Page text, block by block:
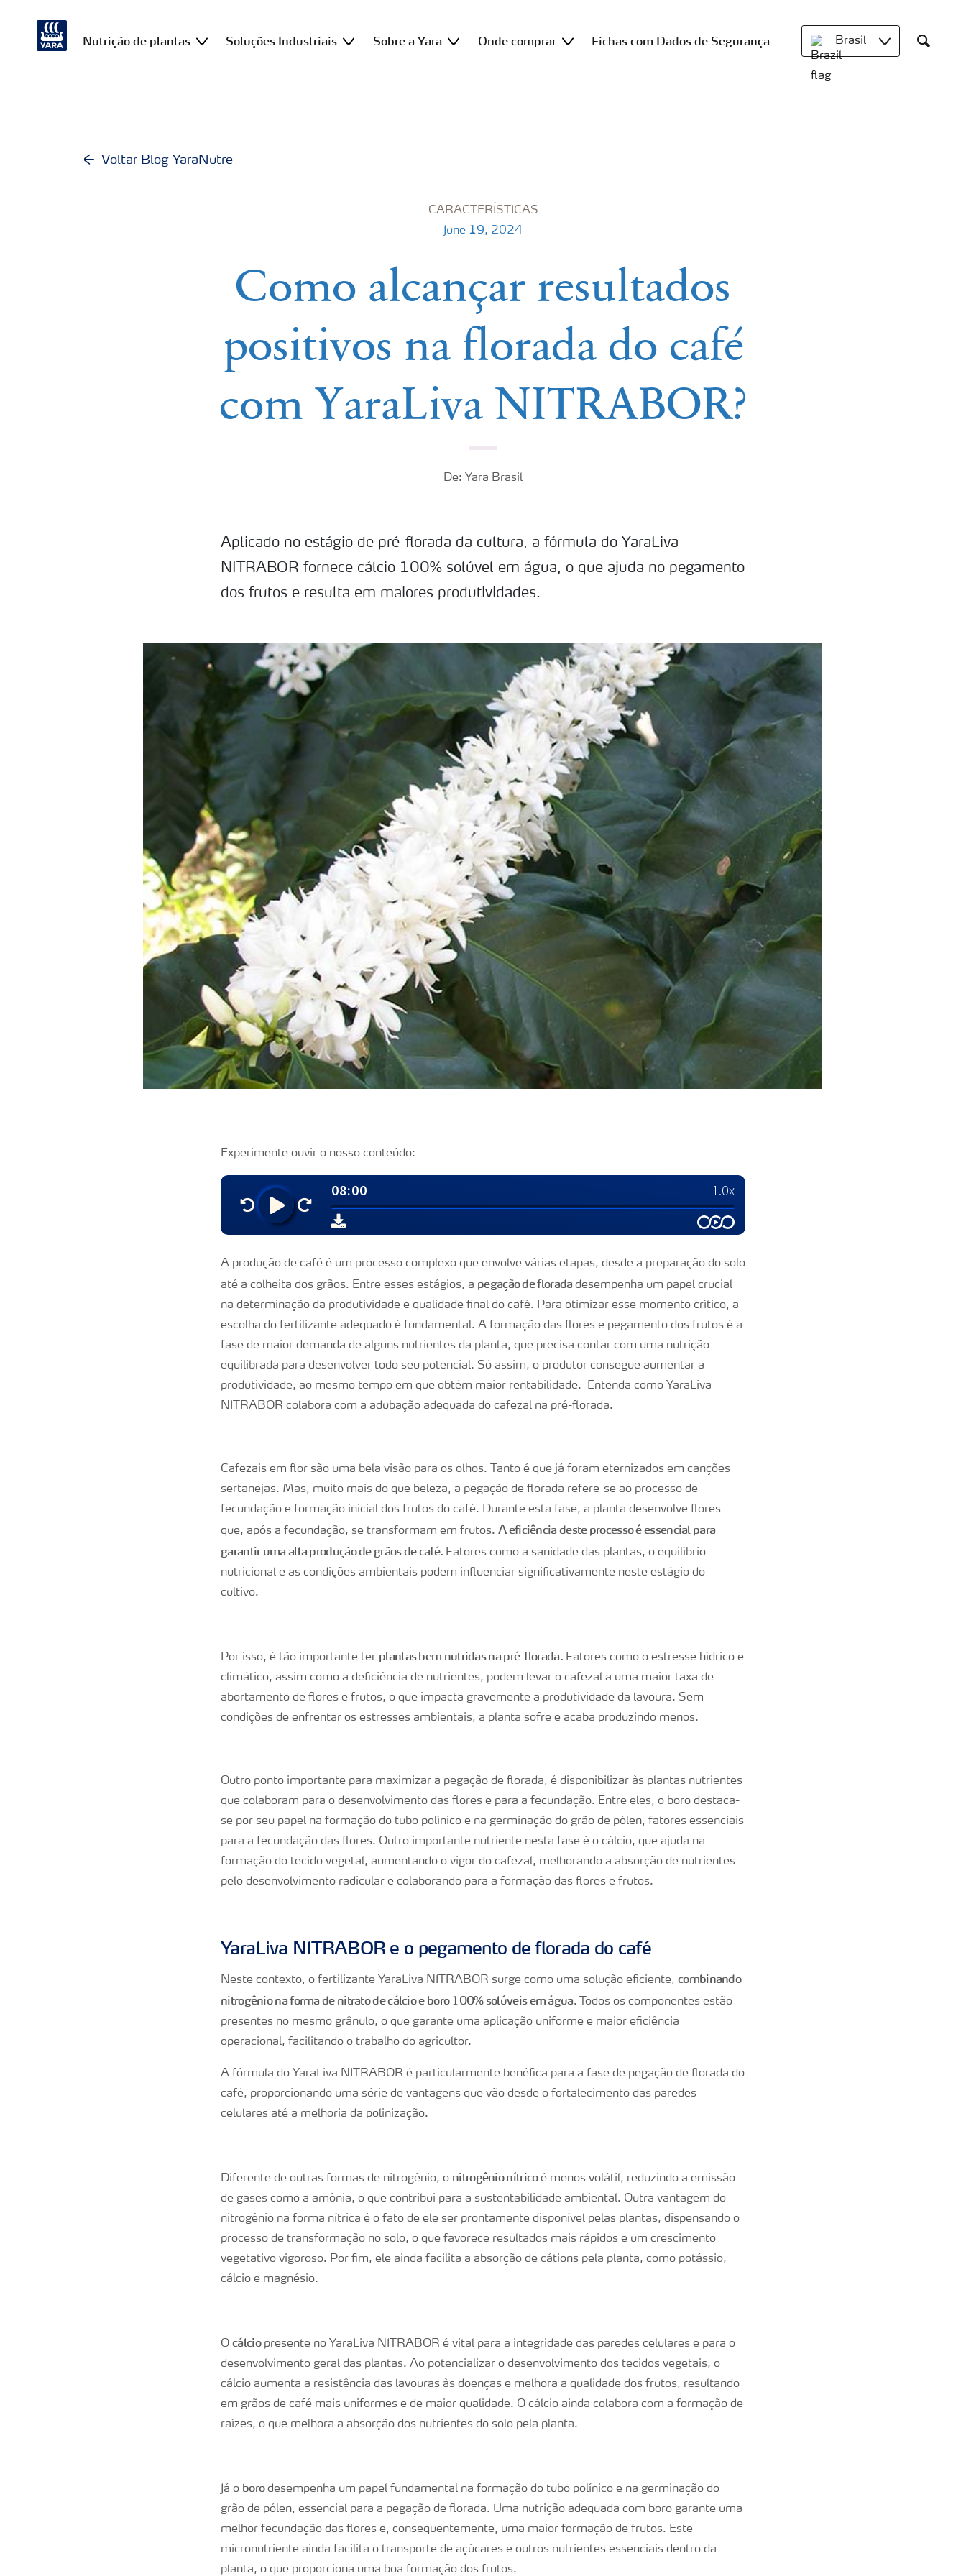
Nutrição de plantas Soluções Industriais Sobre a Yara Onde comprar Fichas com Dados de Segurança Brasil
Search
Voltar Blog YaraNutre
CARACTERÍSTICAS
June 19, 2024
Como alcançar resultados
positivos na florada do café
com YaraLiva NITRABOR?
De: Yara Brasil
Aplicado no estágio de pré-florada da cultura, a fórmula do YaraLiva
NITRABOR fornece cálcio 100% solúvel em água, o que ajuda no pegamento
dos frutos e resulta em maiores produtividades.
Experimente ouvir o nosso conteúdo:
A produção de café é um processo complexo que envolve várias etapas, desde a preparação do solo
até a colheita dos grãos. Entre esses estágios, a pegação de florada desempenha um papel crucial
na determinação da produtividade e qualidade final do café. Para otimizar esse momento crítico, a
escolha do fertilizante adequado é fundamental. A formação das flores e pegamento dos frutos é a
fase de maior demanda de alguns nutrientes da planta, que precisa contar com uma nutrição
equilibrada para desenvolver todo seu potencial. Só assim, o produtor consegue aumentar a
produtividade, ao mesmo tempo em que obtém maior rentabilidade. Entenda como YaraLiva
NITRABOR colabora com a adubação adequada do cafezal na pré-florada.
Cafezais em flor são uma bela visão para os olhos. Tanto é que já foram eternizados em canções
sertanejas. Mas, muito mais do que beleza, a pegação de florada refere-se ao processo de
fecundação e formação inicial dos frutos do café. Durante esta fase, a planta desenvolve flores
que, após a fecundação, se transformam em frutos. A eficiência deste processo é essencial para
garantir uma alta produção de grãos de café. Fatores como a sanidade das plantas, o equilíbrio
nutricional e as condições ambientais podem influenciar significativamente neste estágio do
cultivo.
Por isso, é tão importante ter plantas bem nutridas na pré-florada.Fatores como o estresse hídrico e
climático, assim como a deficiência de nutrientes, podem levar o cafezal a uma maior taxa de
abortamento de flores e frutos, o que impacta gravemente a produtividade da lavoura. Sem
condições de enfrentar os estresses ambientais, a planta sofre e acaba produzindo menos.
Outro ponto importante para maximizar a pegação de florada, é disponibilizar às plantas nutrientes
que colaboram para o desenvolvimento das flores e para a fecundação. Entre eles, o boro destaca-
se por seu papel na formação do tubo polínico e na germinação do grão de pólen, fatores essenciais
para a fecundação das flores. Outro importante nutriente nesta fase é o cálcio, que ajuda na
formação do tecido vegetal, aumentando o vigor do cafezal, melhorando a absorção de nutrientes
pelo desenvolvimento radicular e colaborando para a formação das flores e frutos.
YaraLiva NITRABOR e o pegamento de florada do café
Neste contexto, o fertilizante YaraLiva NITRABOR surge como uma solução eficiente, combinando
nitrogênio na forma de nitrato de cálcio e boro 100% solúveis em água. Todos os componentes estão
presentes no mesmo grânulo, o que garante uma aplicação uniforme e maior eficiência
operacional, facilitando o trabalho do agricultor.
A fórmula do YaraLiva NITRABOR é particularmente benéfica para a fase de pegação de florada do
café, proporcionando uma série de vantagens que vão desde o fortalecimento das paredes
celulares até a melhoria da polinização.
Diferente de outras formas de nitrogênio, o nitrogênio nítricoé menos volátil, reduzindo a emissão
de gases como a amônia, o que contribui para a sustentabilidade ambiental. Outra vantagem do
nitrogênio na forma nítrica é o fato de ele ser prontamente disponível pelas plantas, dispensando o
processo de transformação no solo, o que favorece resultados mais rápidos e um crescimento
vegetativo vigoroso. Por fim, ele ainda facilita a absorção de cátions pela planta, como potássio,
cálcio e magnésio.
O cálciopresente no YaraLiva NITRABOR é vital para a integridade das paredes celulares e para o
desenvolvimento geral das plantas. Ao potencializar o desenvolvimento dos tecidos vegetais, o
cálcio aumenta a resistência das lavouras às doenças e melhora a qualidade dos frutos, resultando
em grãos de café mais uniformes e de maior qualidade. O cálcio ainda colabora com a formação de
raízes, o que melhora a absorção dos nutrientes do solo pela planta.
Já o borodesempenha um papel fundamental na formação do tubo polínico e na germinação do
grão de pólen, essencial para a pegação de florada. Uma nutrição adequada com boro garante uma
melhor fecundação das flores e, consequentemente, uma maior formação de frutos. Este
micronutriente ainda facilita o transporte de açúcares e outros nutrientes essenciais dentro da
planta, o que proporciona uma boa formação dos frutos.